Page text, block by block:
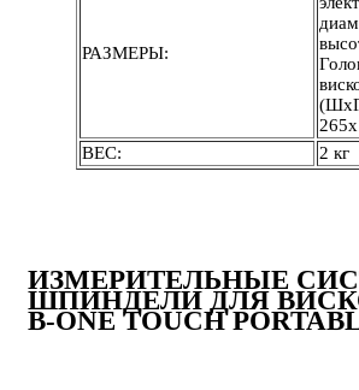
РАЗМЕРЫ:
ВЕС:
2 кг
ИЗМЕРИТЕЛЬНЫЕ
ШПИНДЕЛИ ДЛЯ
B-ONE TOUCH